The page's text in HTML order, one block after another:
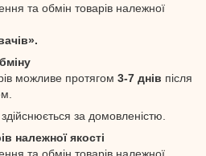
та обмін товарів належної
можливе протягом 3-7 днів після
за домовленістю.
належної якості
та обмін товарів належної